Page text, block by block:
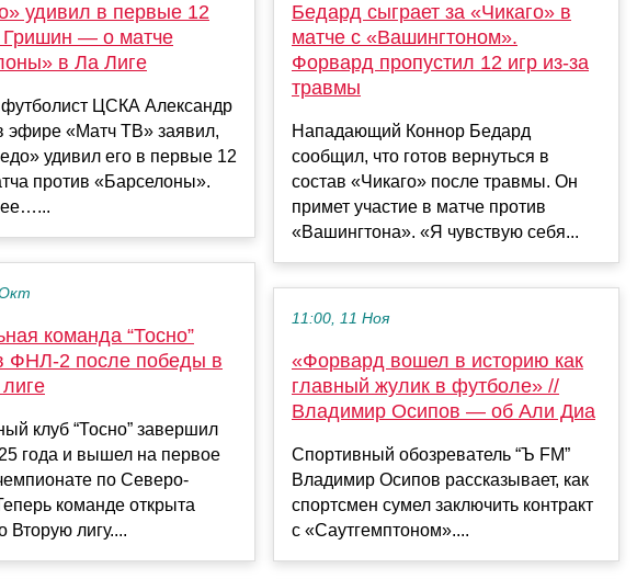
удивил в первые 12
Гришин — о матче
в Ла Лиге
ЦСКА Александр
эфире «Матч ТВ» заявил,
удивил его в первые 12
против «Барселоны».
команда “Тосно”
ФНЛ-2 после победы в
клуб “Тосно” завершил
года и вышел на первое
по Северо-
команде открыта
Вторую лигу....
Бедард сыграет за «Чикаго» в
матче с «Вашингтоном».
Форвард пропустил 12 игр из-за
травмы
Нападающий Коннор Бедард
сообщил, что готов вернуться в
состав «Чикаго» после травмы. Он
примет участие в матче против
«Вашингтона». «Я чувствую себя...
11:00, 11 Ноя
«Форвард вошел в историю как
главный жулик в футболе» //
Владимир Осипов — об Али Диа
Спортивный обозреватель “Ъ FM”
Владимир Осипов рассказывает, как
спортсмен сумел заключить контракт
с «Саутгемптоном»....